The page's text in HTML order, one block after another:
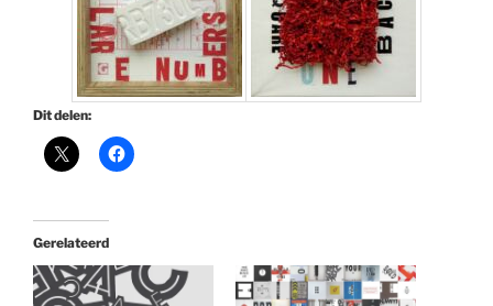
Dit delen:
Gerelateerd